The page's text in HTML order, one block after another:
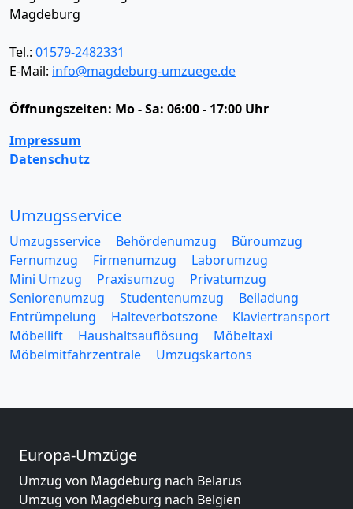
Magdeburg
Tel.: 01579-2482331
E-Mail: info@magdeburg-umzuege.de
Öffnungszeiten: Mo - Sa: 06:00 - 17:00 Uhr
Impressum
Datenschutz
Umzugsservice
Umzugsservice Behördenumzug
Büroumzug
Fernumzug
Firmenumzug
Laborumzug
Mini Umzug
Praxisumzug
Privatumzug
Seniorenumzug
Studentenumzug
Beiladung
Entrümpelung
Halteverbotszone
Klaviertransport
Möbellift
Haushaltsauflösung
Möbeltaxi
Möbelmitfahrzentrale
Umzugskartons
Europa-Umzüge
Umzug von Magdeburg nach Belarus
Umzug von Magdeburg nach Belgien